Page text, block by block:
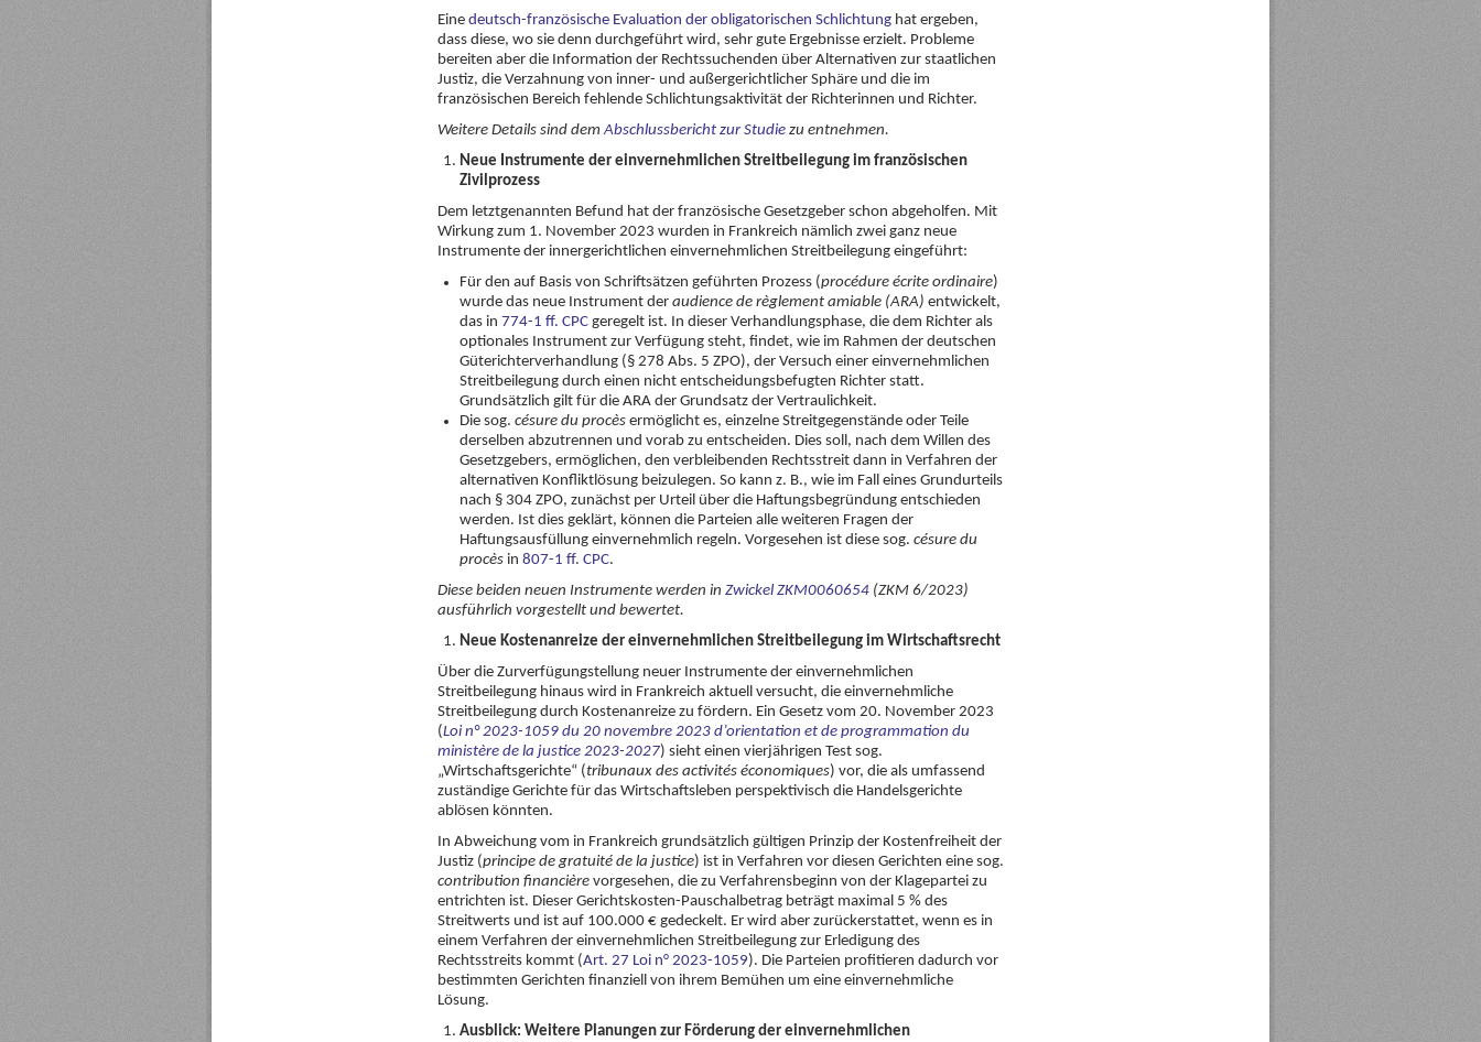
Eine deutsch-französische Evaluation der obligatorischen Schlichtung hat ergeben,
dass diese, wo sie denn durchgeführt wird, sehr gute Ergebnisse erzielt. Probleme
bereiten aber die Information der Rechtssuchenden über Alternativen zur staatlichen
Justiz, die Verzahnung von inner- und außergerichtlicher Sphäre und die im
französischen Bereich fehlende Schlichtungsaktivität der Richterinnen und Richter.
Weitere Details sind demAbschlussbericht zur Studie zu entnehmen.
Neue Instrumente der einvernehmlichen Streitbeilegung im französischen
Zivilprozess
Dem letztgenannten Befund hat der französische Gesetzgeber schon abgeholfen. Mit
Wirkung zum 1. November 2023 wurden in Frankreich nämlich zwei ganz neue
Instrumente der innergerichtlichen einvernehmlichen Streitbeilegung eingeführt:
Für den auf Basis von Schriftsätzen geführten Prozess (procédure écrite ordinaire)
wurde das neue Instrument der audience de règlement amiable (ARA) entwickelt,
das in 774-1 ff. CPC geregelt ist. In dieser Verhandlungsphase, die dem Richter als
optionales Instrument zur Verfügung steht, findet, wie im Rahmen der deutschen
Güterichterverhandlung (§ 278 Abs. 5 ZPO), der Versuch einer einvernehmlichen
Streitbeilegung durch einen nicht entscheidungsbefugten Richter statt.
Grundsätzlich gilt für die ARA der Grundsatz der Vertraulichkeit.
Die sog. césure du procès ermöglicht es, einzelne Streitgegenstände oder Teile
derselben abzutrennen und vorab zu entscheiden. Dies soll, nach dem Willen des
Gesetzgebers, ermöglichen, den verbleibenden Rechtsstreit dann in Verfahren der
alternativen Konfliktlösung beizulegen. So kann z. B., wie im Fall eines Grundurteils
nach § 304 ZPO, zunächst per Urteil über die Haftungsbegründung entschieden
werden. Ist dies geklärt, können die Parteien alle weiteren Fragen der
Haftungsausfüllung einvernehmlich regeln. Vorgesehen ist diese sog. césure du
procès in 807-1 ff. CPC.
Diese beiden neuen Instrumente werden in Zwickel ZKM0060654 (ZKM 6/2023)
ausführlich vorgestellt und bewertet.
Neue Kostenanreize der einvernehmlichen Streitbeilegung im Wirtschaftsrecht
Über die Zurverfügungstellung neuer Instrumente der einvernehmlichen
Streitbeilegung hinaus wird in Frankreich aktuell versucht, die einvernehmliche
Streitbeilegung durch Kostenanreize zu fördern. Ein Gesetz vom 20. November 2023
(Loi n° 2023-1059 du 20 novembre 2023 d’orientation et de programmation du
ministère de la justice 2023-2027) sieht einen vierjährigen Test sog.
„Wirtschaftsgerichte“ (tribunaux des activités économiques) vor, die als umfassend
zuständige Gerichte für das Wirtschaftsleben perspektivisch die Handelsgerichte
ablösen könnten.
In Abweichung vom in Frankreich grundsätzlich gültigen Prinzip der Kostenfreiheit der
Justiz (principe de gratuité de la justice) ist in Verfahren vor diesen Gerichten eine sog.
contribution financière vorgesehen, die zu Verfahrensbeginn von der Klagepartei zu
entrichten ist. Dieser Gerichtskosten-Pauschalbetrag beträgt maximal 5 % des
Streitwerts und ist auf 100.000 € gedeckelt. Er wird aber zurückerstattet, wenn es in
einem Verfahren der einvernehmlichen Streitbeilegung zur Erledigung des
Rechtsstreits kommt (Art. 27 Loi n° 2023-1059). Die Parteien profitieren dadurch vor
bestimmten Gerichten finanziell von ihrem Bemühen um eine einvernehmliche
Lösung.
Ausblick: Weitere Planungen zur Förderung der einvernehmlichen